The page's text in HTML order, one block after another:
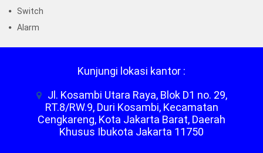
Switch
Alarm
Kunjungi lokasi kantor :
Jl. Kosambi Utara Raya, Blok D1 no. 29,
RT.8/RW.9, Duri Kosambi, Kecamatan
Cengkareng, Kota Jakarta Barat, Daerah
Khusus Ibukota Jakarta 11750